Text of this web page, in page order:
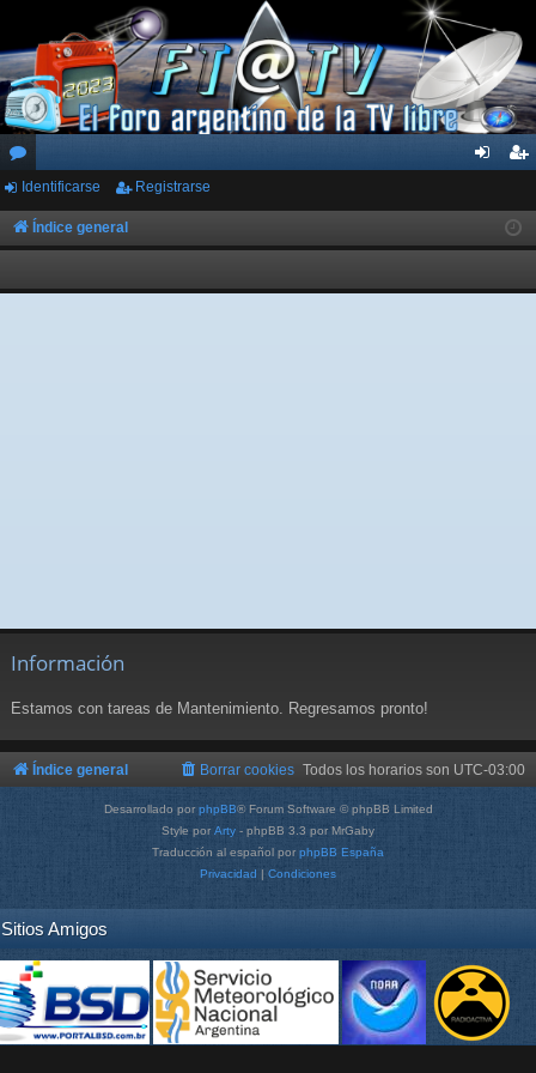
or
os
ar
ist
rs
Identificarse Registrarse
Índice general
Información
Estamos con tareas de Mantenimiento. Regresamos pronto!
Índice general Todos los horarios son UTC-03:00
Borrar cookies
Desarrollado por phpBB® Forum Software © phpBB Limited
Style por Arty - phpBB 3.3 por MrGaby
Traducción al español por phpBB España
Privacidad | Condiciones
Sitios Amigos